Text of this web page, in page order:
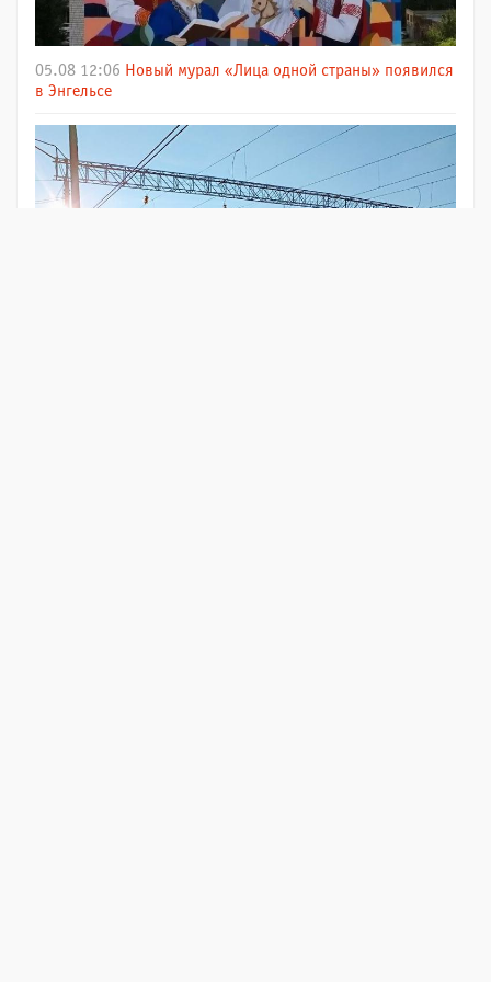
05.08 12:06 Новый мурал «Лица одной страны» появился
в Энгельсе